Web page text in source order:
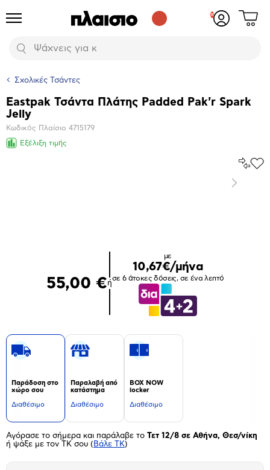
Προϊόντα
Αναζήτηση
Δες
Σχολικές Τσάντες
Βασικά
χαρακτηριστικά
Eastpak Τσάντα Πλάτης Padded Pak'r Spark
Jelly
Κωδικός Πλαίσιο 4715179
Εξέλιξη τιμής
Επόμενο
55,00 €ή
με
10,67€/μήνα
σε 6 άτοκες δόσεις, σε ένα λεπτό
Παράδοση στο
χώρο σου
Διαθέσιμο
Παραλαβή από
κατάστημα
Διαθέσιμο
BOX NOW
locker
Διαθέσιμο
Αγόρασε το σήμερα και παράλαβε το
Τετ 12/8 σε Αθήνα, Θεσ/νίκη
ή ψάξε με τον ΤΚ σου ( Βάλε ΤΚ)